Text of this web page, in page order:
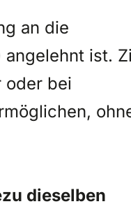
an die
angelehnt ist.
oder bei
dieselben